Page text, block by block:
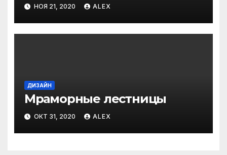
НОЯ 21, 2020 ALEX
ДИЗАЙН
Мраморные лестницы
ОКТ 31, 2020 ALEX